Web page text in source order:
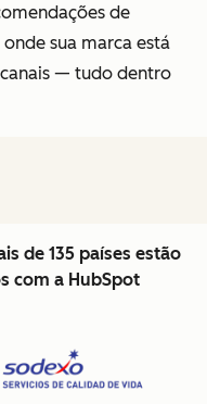
de
sua marca está
— tudo dentro
de 135 países estão
com a HubSpot